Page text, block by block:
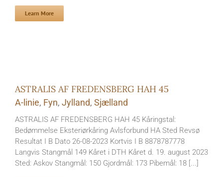
Learn More
ASTRALIS AF FREDENSBERG HAH 45
A-linie, Fyn, Jylland, Sjælland
ASTRALIS AF FREDENSBERG HAH 45 Kåringstal:
Bedømmelse Eksteriørkåring Avlsforbund HA Sted Revsø
Resultat I B Dato 26-08-2023 Kortvis I B 8878787778
Langvis Stangmål 149 Kåret i DTH Kåret d. 19. august 2023
Sted: Askov Stangmål: 150 Gjordmål: 173 Pibemål: 18 [...]